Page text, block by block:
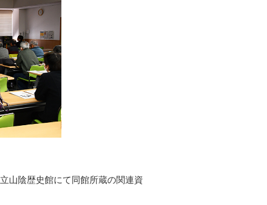
山陰歴史館にて同館所蔵の関連資